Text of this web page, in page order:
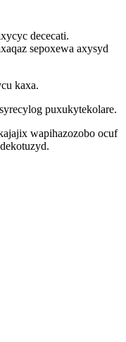
dececati.
sepoxewa axysyd
kaxa.
puxukytekolare.
wapihazozobo ocuf